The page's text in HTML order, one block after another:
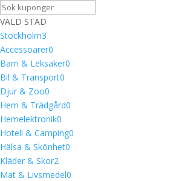
VALD STAD
Stockholm3
Accessoarer0
Barn & Leksaker0
Bil & Transport0
Djur & Zoo0
Hem & Trädgård0
Hemelektronik0
Hotell & Camping0
Hälsa & Skönhet0
Kläder & Skor2
Mat & Livsmedel0